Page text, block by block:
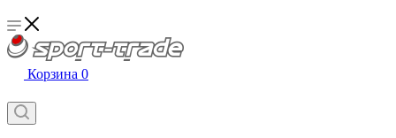
Корзина 0